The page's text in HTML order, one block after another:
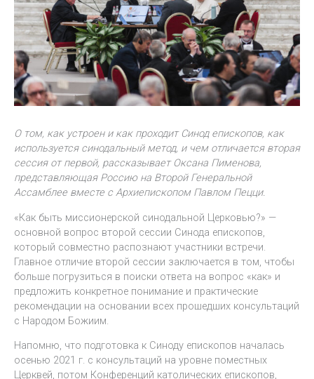
О том, как устроен и как проходит Синод епископов, как
используется синодальный метод, и чем отличается вторая
сессия от первой, рассказывает Оксана Пименова,
представляющая Россию на Второй Генеральной
Ассамблее вместе с Архиепископом Павлом Пецци.
«Как быть миссионерской синодальной Церковью?» —
основной вопрос второй сессии Синода епископов,
который совместно распознают участники встречи.
Главное отличие второй сессии заключается в том, чтобы
больше погрузиться в поиски ответа на вопрос «как» и
предложить конкретное понимание и практические
рекомендации на основании всех прошедших консультаций
с Народом Божиим.
Напомню, что подготовка к Синоду епископов началась
осенью 2021 г. с консультаций на уровне поместных
Церквей, потом Конференций католических епископов,